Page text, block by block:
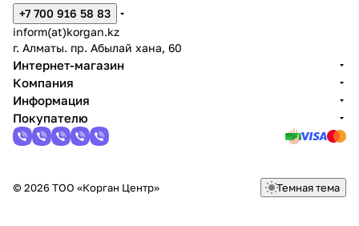
+7 700 916 58 83
inform(at)korgan.kz
г. Алматы. пр. Абылай хана, 60
Интернет-магазин
Компания
Информация
Покупателю
© 2026 ТОО «Корган Центр» Темная тема